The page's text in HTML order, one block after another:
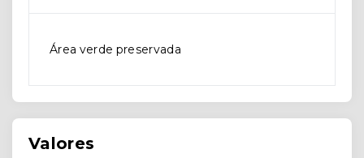
Área verde preservada
Valores